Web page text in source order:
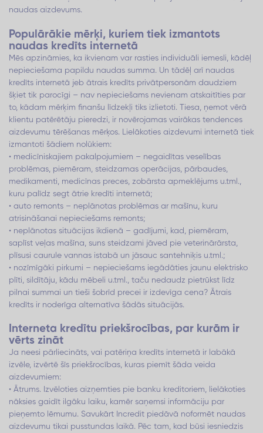
naudas aizdevums.
Populārākie mērķi, kuriem tiek izmantots
naudas kredīts internetā
Mēs apzināmies, ka ikvienam var rasties individuāli iemesli, kādēļ
nepieciešama papildu naudas summa. Un tādēļ arī naudas
kredīts internetā jeb ātrais kredīts privātpersonām daudziem
šķiet tik parocīgi – nav nepieciešams nevienam atskaitīties par
to, kādam mērķim finanšu līdzekļi tiks izlietoti. Tiesa, ņemot vērā
klientu patērētāju pieredzi, ir novērojamas vairākas tendences
aizdevumu tērēšanas mērķos. Lielākoties aizdevumi internetā tiek
izmantoti šādiem nolūkiem:
• medicīniskajiem pakalpojumiem – negaidītas veselības
problēmas, piemēram, steidzamas operācijas, pārbaudes,
medikamenti, medicīnas preces, zobārsta apmeklējums u.tml.,
kuru palīdz segt ātrie kredīti internetā;
• auto remonts – neplānotas problēmas ar mašīnu, kuru
atrisināšanai nepieciešams remonts;
• neplānotas situācijas ikdienā – gadījumi, kad, piemēram,
saplīst veļas mašīna, suns steidzami jāved pie veterinārārsta,
plīsusi caurule vannas istabā un jāsauc santehniķis u.tml.;
• nozīmīgāki pirkumi – nepieciešams iegādāties jaunu elektrisko
plīti, sildītāju, kādu mēbeli u.tml., taču nedaudz pietrūkst līdz
pilnai summai un tieši šobrīd precei ir izdevīga cena? Ātrais
kredīts ir noderīga alternatīva šādās situācijās.
Interneta kredītu priekšrocības, par kurām ir
vērts zināt
Ja neesi pārliecināts, vai patēriņa kredīts internetā ir labākā
izvēle, izvērtē šīs priekšrocības, kuras piemīt šāda veida
aizdevumiem:
• Ātrums. Izvēloties aizņemties pie banku kreditoriem, lielākoties
nāksies gaidīt ilgāku laiku, kamēr saņemsi informāciju par
pieņemto lēmumu. Savukārt Incredit piedāvā noformēt naudas
aizdevumu tikai pusstundas laikā. Pēc tam, kad būsi iesniedzis